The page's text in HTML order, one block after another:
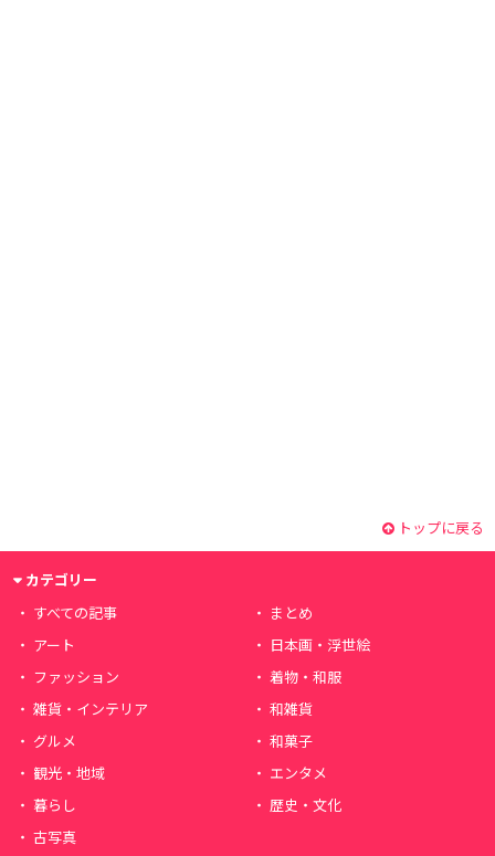
トップに戻る
カテゴリー
すべての記事
まとめ
アート
日本画・浮世絵
ファッション
着物・和服
雑貨・インテリア
和雑貨
グルメ
和菓子
観光・地域
エンタメ
暮らし
歴史・文化
古写真